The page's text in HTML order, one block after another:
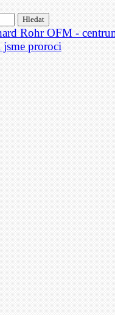
Rohr OFM -
proroci